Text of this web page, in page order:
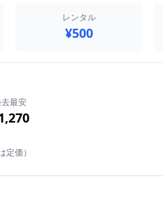
レンタル
¥500
最安
価）